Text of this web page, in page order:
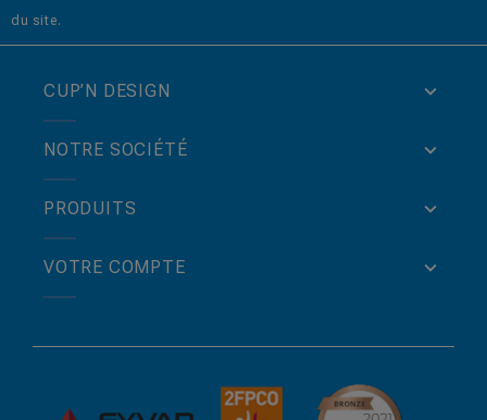
du site.
CUP’N DESIGN
NOTRE SOCIÉTÉ
PRODUITS
VOTRE COMPTE